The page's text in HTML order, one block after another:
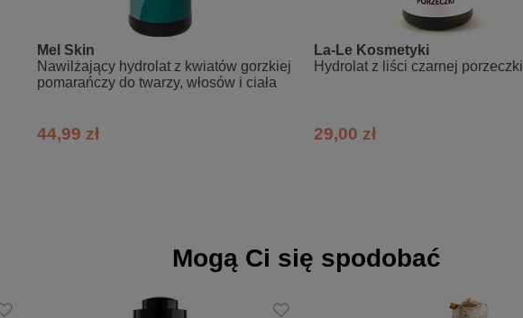
na skórę ciała, twarzy lub włosy.
Mel Skin
Nawilżający hydrolat z kwiatów gorzkiej
pomarańczy do twarzy, włosów i ciała
44,99 zł
La-Le Kosmetyki
Hydrolat z liści czarnej porzeczki
29,00 zł
Mogą Ci się spodobać